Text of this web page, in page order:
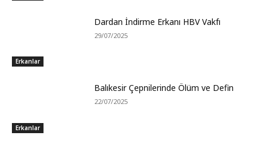
Erkanlar
Dardan İndirme Erkanı HBV Vakfı
29/07/2025
Erkanlar
Balıkesir Çepnilerinde Ölüm ve Defin
22/07/2025